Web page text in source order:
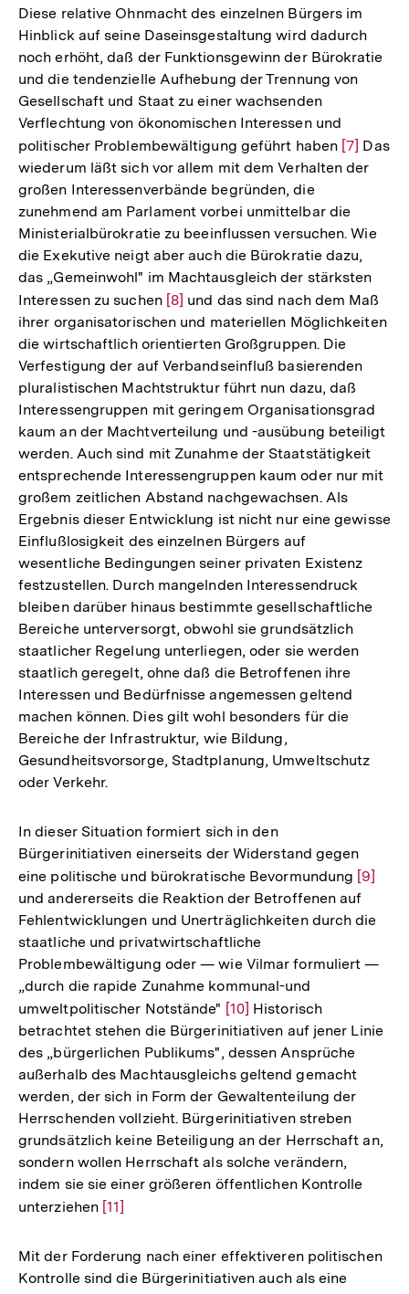
Diese relative Ohnmacht des einzelnen Bürgers im
Hinblick auf seine Daseinsgestaltung wird dadurch
noch erhöht, daß der Funktionsgewinn der Bürokratie
und die tendenzielle Aufhebung der Trennung von
Gesellschaft und Staat zu einer wachsenden
Verflechtung von ökonomischen Interessen und
politischer Problembewältigung geführt haben Zur
Fußnote
[7] Das
wiederum läßt sich vor allem mit dem Verhalten der
großen Interessenverbände begründen, die
zunehmend am Parlament vorbei unmittelbar die
Ministerialbürokratie zu beeinflussen versuchen. Wie
die Exekutive neigt aber auch die Bürokratie dazu,
das „Gemeinwohl" im Machtausgleich der stärksten
Interessen zu suchen Zur
Auflösung
der
Fußnote
[8] und das sind nach dem Maß
ihrer organisatorischen und materiellen Möglichkeiten
die wirtschaftlich orientierten Großgruppen. Die
Verfestigung der auf Verbandseinfluß basierenden
pluralistischen Machtstruktur führt nun dazu, daß
Interessengruppen mit geringem Organisationsgrad
kaum an der Machtverteilung und -ausübung beteiligt
werden. Auch sind mit Zunahme der Staatstätigkeit
entsprechende Interessengruppen kaum oder nur mit
großem zeitlichen Abstand nachgewachsen. Als
Ergebnis dieser Entwicklung ist nicht nur eine gewisse
Einflußlosigkeit des einzelnen Bürgers auf
wesentliche Bedingungen seiner privaten Existenz
festzustellen. Durch mangelnden Interessendruck
bleiben darüber hinaus bestimmte gesellschaftliche
Bereiche unterversorgt, obwohl sie grundsätzlich
staatlicher Regelung unterliegen, oder sie werden
staatlich geregelt, ohne daß die Betroffenen ihre
Interessen und Bedürfnisse angemessen geltend
machen können. Dies gilt wohl besonders für die
Bereiche der Infrastruktur, wie Bildung,
Gesundheitsvorsorge, Stadtplanung, Umweltschutz
oder Verkehr.
In dieser Situation formiert sich in den
Bürgerinitiativen einerseits der Widerstand gegen
eine politische und bürokratische Bevormundung Zur
der
[9]
und andererseits die Reaktion der Betroffenen auf
Fehlentwicklungen und Unerträglichkeiten durch die
staatliche und privatwirtschaftliche
Problembewältigung oder — wie Vilmar formuliert —
„durch die rapide Zunahme kommunal-und
umweltpolitischer Notstände" Zur
Auflösung
der
Fußnote
[10] Historisch
betrachtet stehen die Bürgerinitiativen auf jener Linie
des „bürgerlichen Publikums", dessen Ansprüche
außerhalb des Machtausgleichs geltend gemacht
werden, der sich in Form der Gewaltenteilung der
Herrschenden vollzieht. Bürgerinitiativen streben
grundsätzlich keine Beteiligung an der Herrschaft an,
sondern wollen Herrschaft als solche verändern,
indem sie sie einer größeren öffentlichen Kontrolle
unterziehen Zur
der
Fußnote
[11]
Mit der Forderung nach einer effektiveren politischen
Kontrolle sind die Bürgerinitiativen auch als eine